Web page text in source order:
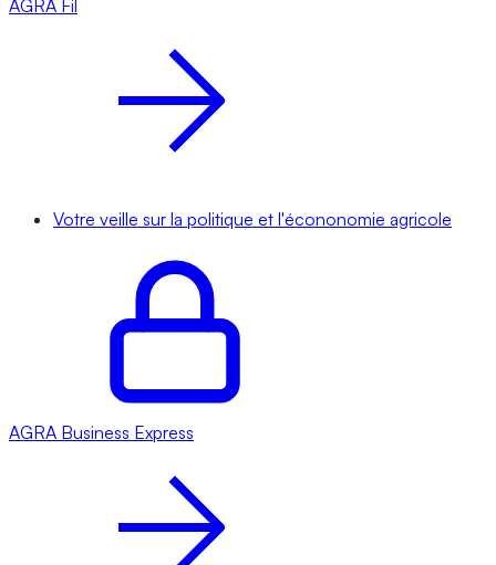
AGRA Fil
Votre veille sur la politique et l'écononomie agricole
AGRA Business Express